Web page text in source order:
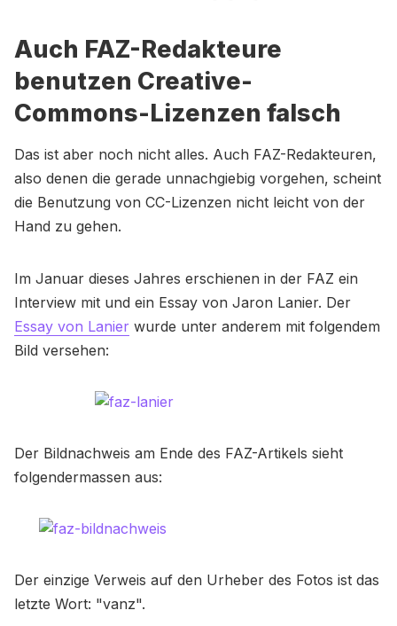
Auch FAZ-Redakteure
benutzen Creative-
Commons-Lizenzen falsch
Das ist aber noch nicht alles. Auch FAZ-Redakteuren,
also denen die gerade unnachgiebig vorgehen, scheint
die Benutzung von CC-Lizenzen nicht leicht von der
Hand zu gehen.
Im Januar dieses Jahres erschienen in der FAZ ein
Interview mit und ein Essay von Jaron Lanier. Der
Essay von Lanier wurde unter anderem mit folgendem
Bild versehen:
Der Bildnachweis am Ende des FAZ-Artikels sieht
folgendermassen aus:
Der einzige Verweis auf den Urheber des Fotos ist das
letzte Wort: "vanz".